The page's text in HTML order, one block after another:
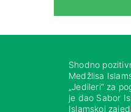
Shodno
Medžlisa
„Jedileri“ za
je dao Sabor
Islamskoj